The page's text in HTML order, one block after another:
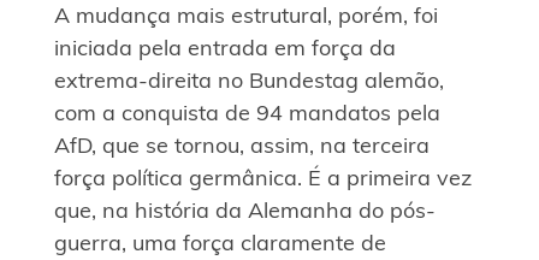
A mudança mais estrutural, porém, foi
iniciada pela entrada em força da
extrema-direita no Bundestag alemão,
com a conquista de 94 mandatos pela
AfD, que se tornou, assim, na terceira
força política germânica. É a primeira vez
que, na história da Alemanha do pós-
guerra, uma força claramente de